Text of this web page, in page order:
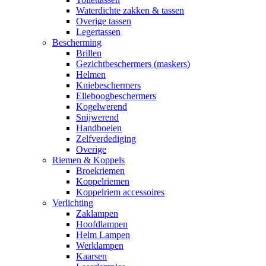
Waterdichte zakken & tassen
Overige tassen
Legertassen
Bescherming
Brillen
Gezichtbeschermers (maskers)
Helmen
Kniebeschermers
Elleboogbeschermers
Kogelwerend
Snijwerend
Handboeien
Zelfverdediging
Overige
Riemen & Koppels
Broekriemen
Koppelriemen
Koppelriem accessoires
Verlichting
Zaklampen
Hoofdlampen
Helm Lampen
Werklampen
Kaarsen